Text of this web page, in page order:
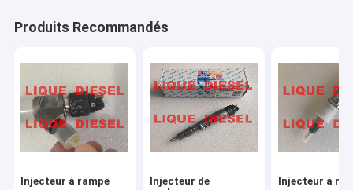
Produits Recommandés
Injecteur à rampe
Injecteur de
Injecteur à